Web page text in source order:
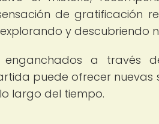
de gratificación
y descubriendo
a través
puede ofrecer nuevas
largo del tiempo.